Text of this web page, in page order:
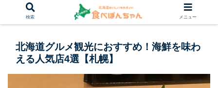
北海道グルメ観光におすすめ！海鮮を味わ
える人気店4選【札幌】
検索 メニュー